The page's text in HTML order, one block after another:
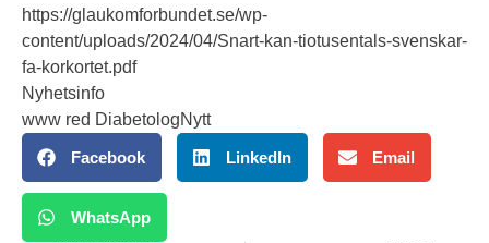
https://glaukomforbundet.se/wp-
content/uploads/2024/04/Snart-kan-tiotusentals-svenskar-
fa-korkortet.pdf
Nyhetsinfo
www red DiabetologNytt
Facebook LinkedIn Email
WhatsApp